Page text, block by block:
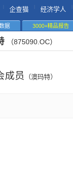
企查猫 经济学人
据 3000+精品报告
（875090.OC）
成员 （澳玛特）